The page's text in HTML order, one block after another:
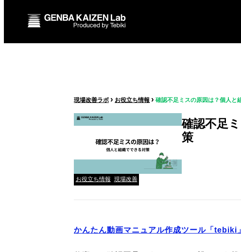
現場改善ラボ › お役立ち情報 › 確認不足ミスの原因は？個人と
確認不足
策
お役立ち情報 現場改善
かんたん動画マニュアル作成ツール「tebiki」